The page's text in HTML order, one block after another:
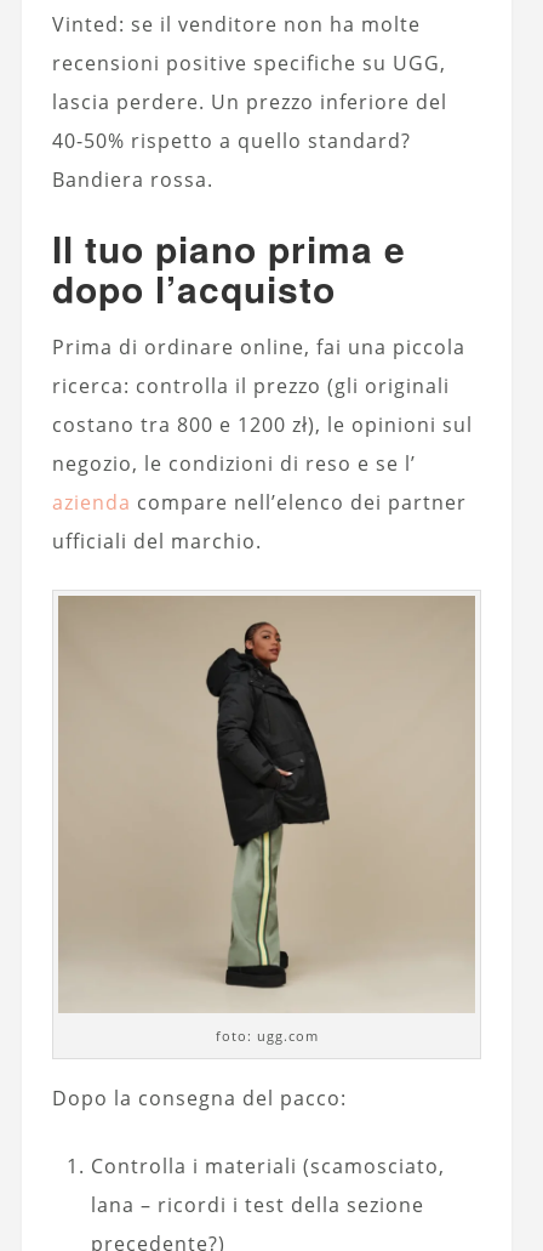
Vinted: se il venditore non ha molte
recensioni positive specifiche su UGG,
lascia perdere. Un prezzo inferiore del
40-50% rispetto a quello standard?
Bandiera rossa.
Il tuo piano prima e
dopo l’acquisto
Prima di ordinare online, fai una piccola
ricerca: controlla il prezzo (gli originali
costano tra 800 e 1200 zł), le opinioni sul
negozio, le condizioni di reso e se l’
azienda compare nell’elenco dei partner
ufficiali del marchio.
foto: ugg.com
Dopo la consegna del pacco:
Controlla i materiali (scamosciato,
lana – ricordi i test della sezione
precedente?)